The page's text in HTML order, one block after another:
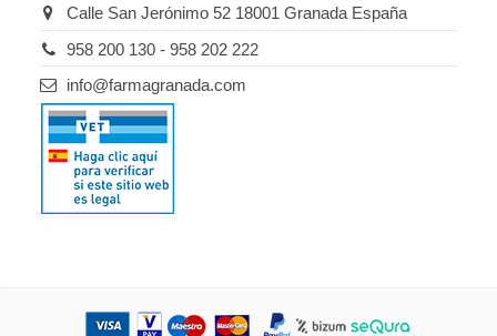
Calle San Jerónimo 52 18001 Granada España
958 200 130 - 958 202 222
info@farmagranada.com